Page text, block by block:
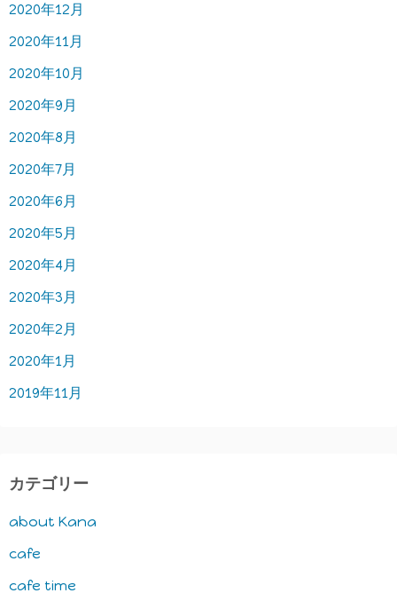
2020年12月
2020年11月
2020年10月
2020年9月
2020年8月
2020年7月
2020年6月
2020年5月
2020年4月
2020年3月
2020年2月
2020年1月
2019年11月
カテゴリー
about Kana
cafe
cafe time